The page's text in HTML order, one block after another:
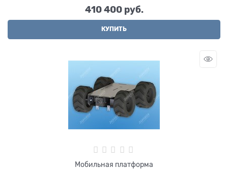
410 400 руб.
КУПИТЬ
Мобильная платформа